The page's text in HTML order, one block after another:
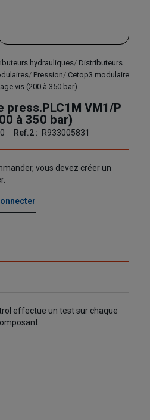
hydrauliques Distributeurs
Pression
Cetop3 modulaire
vis (200 à 350 bar)
press.PLC1M VM1/P
à 350 bar)
Ref.2 : R933005831
vous devez créer un
effectue un test sur chaque